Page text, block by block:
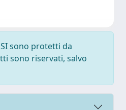
sono protetti da
sono riservati, salvo